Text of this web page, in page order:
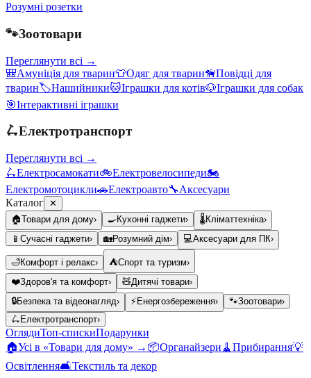
Розумні розетки
🐾Зоотовари
Переглянути всі →
🎒Амуніція для тварин👕Одяг для тварин🦮Повідці для
тварин🏷️Нашийники🐱Іграшки для котів🐶Іграшки для собак
🎯Інтерактивні іграшки
🛴Електротранспорт
Переглянути всі →
🛴Електросамокати🚲Електровелосипеди🏍️
Електромотоцикли🚗Електроавто🔧Аксесуари
Каталог ✕
🏠Товари для дому› 🍳Кухонні гаджети› 🌡️Кліматтехніка›
📱 Сучасні гаджети› 🏡Розумний дім› 💻Аксесуари для ПК›
🛁Комфорт і релакс› ⛺Спорт та туризм›
❤️Здоров'я та комфорт› 🧸Дитячі товари›
🔒Безпека та відеонагляд› ⚡ Енергозбереження› 🐾Зоотовари›
🛴 Електротранспорт›
ОглядиТоп-спискиПодарунки
🏠Усі в «Товари для дому» → 📦Органайзери 🧹 Прибирання💡
Освітлення🛋️Текстиль та декор